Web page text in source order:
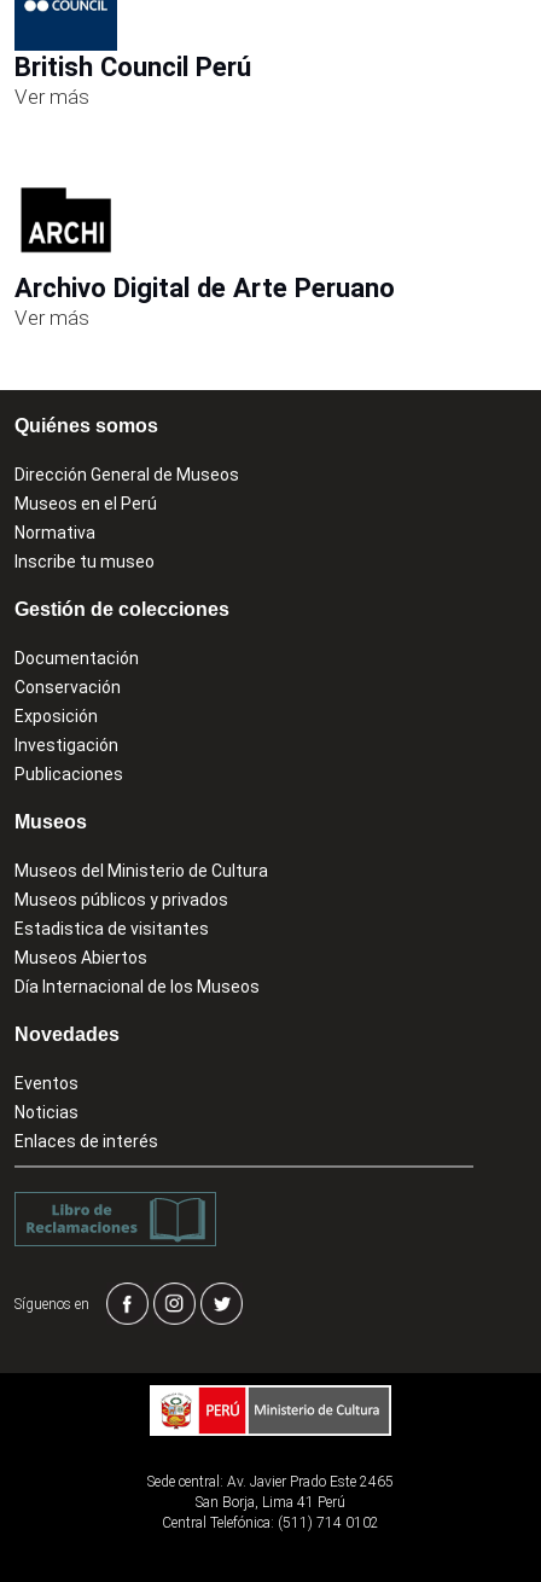
British Council Perú
Ver más
Archivo Digital de Arte Peruano
Ver más
Quiénes somos
Dirección General de Museos
Museos en el Perú
Normativa
Inscribe tu museo
Gestión de colecciones
Documentación
Conservación
Exposición
Investigación
Publicaciones
Museos
Museos del Ministerio de Cultura
Museos públicos y privados
Estadistica de visitantes
Museos Abiertos
Día Internacional de los Museos
Novedades
Eventos
Noticias
Enlaces de interés
Síguenos en
Sede central: Av. Javier Prado Este 2465
San Borja, Lima 41 Perú
Central Telefónica: (511) 714 0102